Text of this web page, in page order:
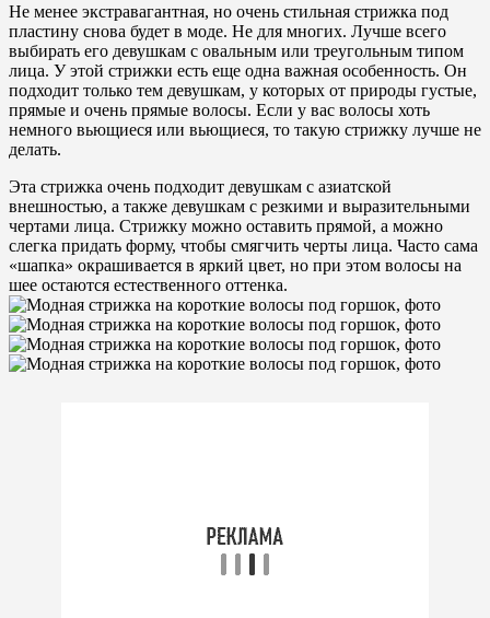
Не менее экстравагантная, но очень стильная стрижка под
пластину снова будет в моде. Не для многих. Лучше всего
выбирать его девушкам с овальным или треугольным типом
лица. У этой стрижки есть еще одна важная особенность. Он
подходит только тем девушкам, у которых от природы густые,
прямые и очень прямые волосы. Если у вас волосы хоть
немного вьющиеся или вьющиеся, то такую ​​стрижку лучше не
делать.
Эта стрижка очень подходит девушкам с азиатской
внешностью, а также девушкам с резкими и выразительными
чертами лица. Стрижку можно оставить прямой, а можно
слегка придать форму, чтобы смягчить черты лица. Часто сама
«шапка» окрашивается в яркий цвет, но при этом волосы на
шее остаются естественного оттенка.